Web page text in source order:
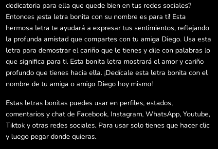
dedicatoria para ella que quede bien en tus redes sociales?
Entonces ¡esta letra bonita con su nombre es para ti! Esta
hermosa letra te ayudará a expresar tus sentimientos, reflejando
la profunda amistad que compartes con tu amiga Diego. Usa esta
letra para demostrar el cariño que le tienes y dile con palabras lo
que significa para ti. Esta bonita letra mostrará el amor y cariño
profundo que tienes hacia ella. ¡Dedícale esta letra bonita con el
nombre de tu amiga o amigo Diego hoy mismo!
Estas letras bonitas puedes usar en perfiles, estados,
comentarios y chat de Facebook, Instagram, WhatsApp, Youtube,
Tiktok y otras redes sociales. Para usar solo tienes que hacer clic
y luego pegar donde quieras.